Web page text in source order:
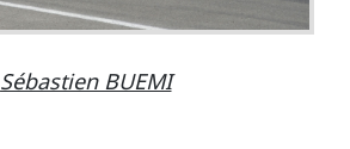
Sébastien BUEMI